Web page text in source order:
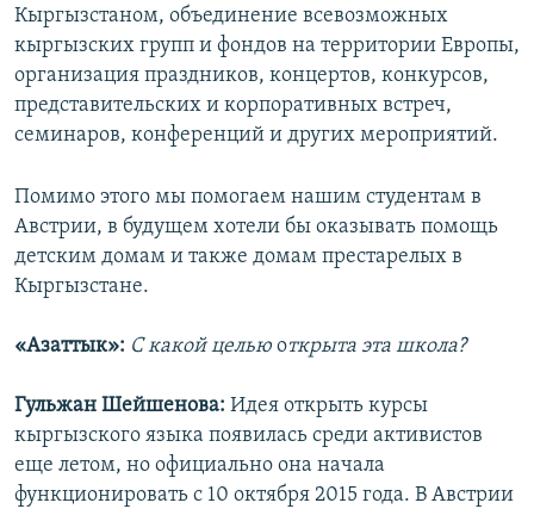
Кыргызстаном, объединение всевозможных
кыргызских групп и фондов на территории Европы,
организация праздников, концертов, конкурсов,
представительских и корпоративных встреч,
семинаров, конференций и других мероприятий.
Помимо этого мы помогаем нашим студентам в
Австрии, в будущем хотели бы оказывать помощь
детским домам и также домам престарелых в
Кыргызстане.
«Азаттык»: С какой целью открыта эта школа?
Гульжан Шейшенова: Идея открыть курсы
кыргызского языка появилась среди активистов
еще летом, но официально она начала
функционировать с 10 октября 2015 года. В Австрии